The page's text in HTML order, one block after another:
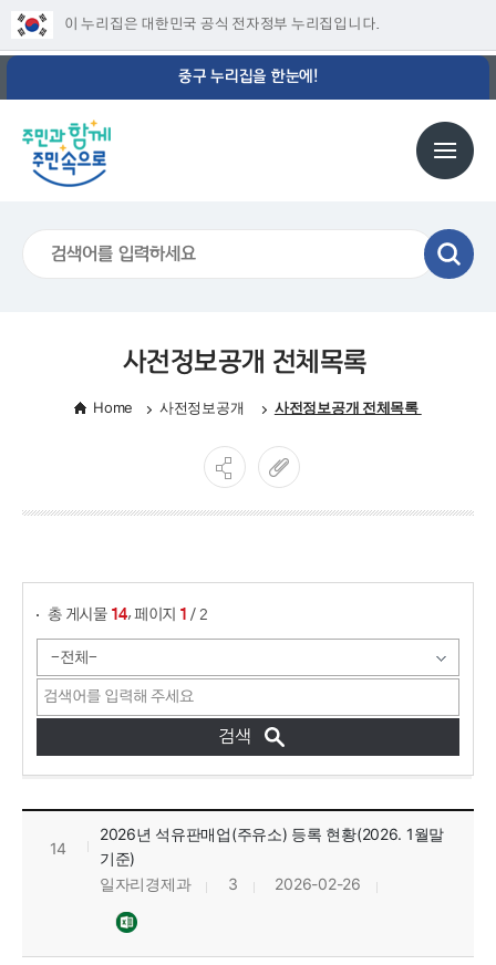
이 누리집은 대한민국 공식 전자정부 누리집입니다.
중구 누리집을 한눈에!
사전정보공개 전체목록
Home 사전정보공개 사전정보공개 전체목록
총 게시물 14, 페이지 1 / 2
주유소 현황 목록으로 번호, 제목, 작성자, 조회수, 등록일, 첨부파일로 정보를 제공하고 있습니다.
14
2026년 석유판매업(주유소) 등록 현황(2026. 1월말
기준)
일자리경제과
3 2026-02-26